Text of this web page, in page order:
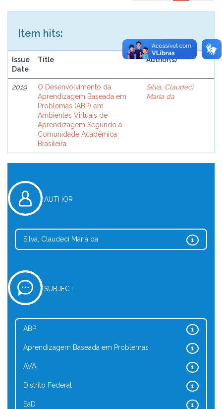
Item hits:
Issue
Date
Title Author(s)
2019
O Desenvolvimento da
Aprendizagem Baseada em
Problemas (ABP) em
Ambientes Virtuais de
Aprendizagem Segundo a
Comunidade Acadêmica
Brasileira
Silva, Claudeci
Maria da
AUTHOR
1
Silva, Claudeci Maria da
SUBJECT
1
ABP
1
Aprendizagem Baseada em Problemas
1
AVA
1
Distrito Federal
1
EaD